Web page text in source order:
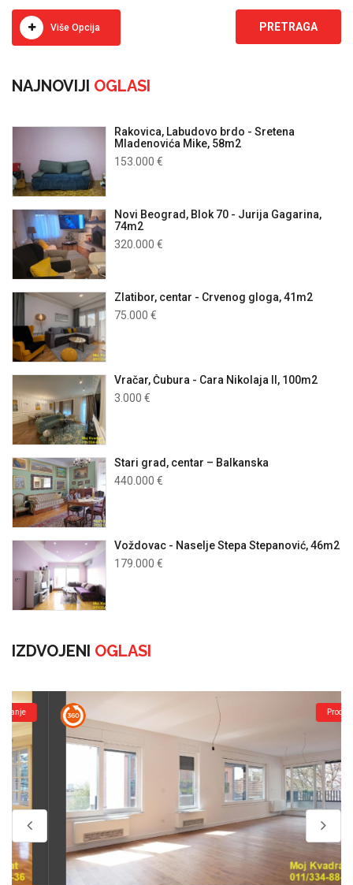
Više Opcija
NAJNOVIJI OGLASI
Rakovica, Labudovo brdo - Sretena
Mladenovića Mike, 58m2
153.000 €
Novi Beograd, Blok 70 - Jurija Gagarina,
74m2
320.000 €
Zlatibor, centar - Crvenog gloga, 41m2
75.000 €
Vračar, Čubura - Cara Nikolaja II, 100m2
3.000 €
Stari grad, centar – Balkanska
440.000 €
Voždovac - Naselje Stepa Stepanović, 46m2
179.000 €
IZDVOJENI OGLASI